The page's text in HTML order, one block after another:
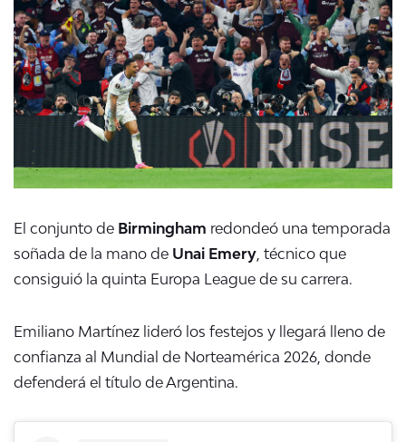
El conjunto de Birmingham redondeó una temporada
soñada de la mano de Unai Emery, técnico que
consiguió la quinta Europa League de su carrera.
Emiliano Martínez lideró los festejos y llegará lleno de
confianza al Mundial de Norteamérica 2026, donde
defenderá el título de Argentina.